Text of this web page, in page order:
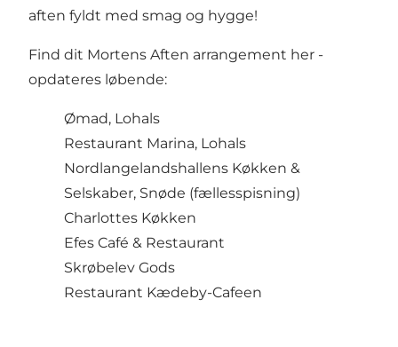
aften fyldt med smag og hygge!
Find dit Mortens Aften arrangement her -
opdateres løbende:
Ømad, Lohals
Restaurant Marina, Lohals
Nordlangelandshallens Køkken &
Selskaber, Snøde (fællesspisning)
Charlottes Køkken
Efes Café & Restaurant
Skrøbelev Gods
Restaurant Kædeby-Cafeen